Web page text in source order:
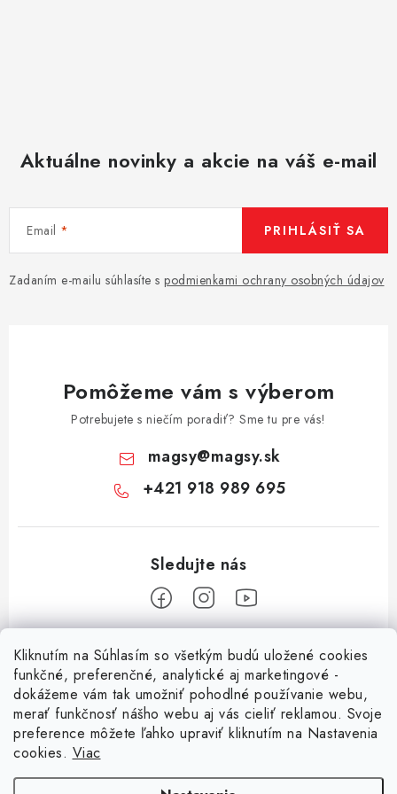
Kliknutím na Súhlasím so všetkým budú uložené cookies
funkčné, preferenčné, analytické aj marketingové -
dokážeme vám tak umožniť pohodlné používanie webu,
merať funkčnosť nášho webu aj vás cieliť reklamou. Svoje
preference môžete ľahko upraviť kliknutím na Nastavenia
cookies. Viac
Aktuálne novinky a akcie na váš e-mail
Email
Zadaním e-mailu súhlasíte s podmienkami ochrany osobných údajov
PRIHLÁSIŤ SA
Pomôžeme vám s výberom
Potrebujete s niečím poradiť? Sme tu pre vás!
magsy@magsy.sk
+421 918 989 695
Informácie pre vás
O nás
Obchodné podmienky
Facebook